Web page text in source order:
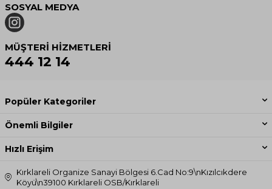
SOSYAL MEDYA
MÜŞTERI HIZMETLERI
444 12 14
Popüler Kategoriler
Önemli Bilgiler
Hızlı Erişim
Kırklareli Organize Sanayi Bölgesi 6.Cad No:9\nKızılcıkdere
Köyü\n39100 Kırklareli OSB/Kırklareli